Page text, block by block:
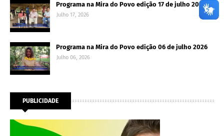
Programa na Mira do Povo edição 17 de julho 2026
Julho 17, 2026
Programa na Mira do Povo edição 06 de julho 2026
Julho 06, 2026
PUBLICIDADE